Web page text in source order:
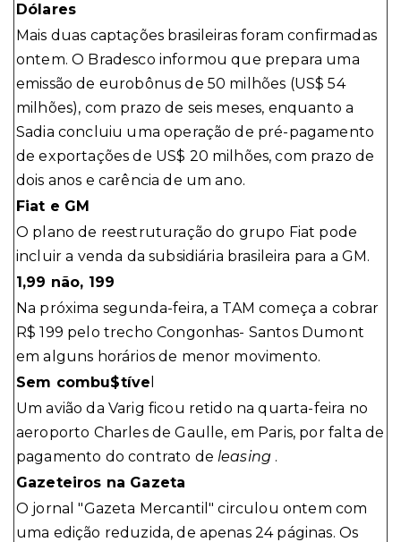
Dólares
Mais duas captações brasileiras foram confirmadas
ontem. O Bradesco informou que prepara uma
emissão de eurobônus de 50 milhões (US$ 54
milhões), com prazo de seis meses, enquanto a
Sadia concluiu uma operação de pré-pagamento
de exportações de US$ 20 milhões, com prazo de
dois anos e carência de um ano.
Fiat e GM
O plano de reestruturação do grupo Fiat pode
incluir a venda da subsidiária brasileira para a GM.
1,99 não, 199
Na próxima segunda-feira, a TAM começa a cobrar
R$ 199 pelo trecho Congonhas- Santos Dumont
em alguns horários de menor movimento.
Sem combu$tíve
Um avião da Varig ficou retido na quarta-feira no
aeroporto Charles de Gaulle, em Paris, por falta de
pagamento do contrato deleasing .
Gazeteiros na Gazeta
O jornal "Gazeta Mercantil" circulou ontem com
uma edição reduzida, de apenas 24 páginas. Os